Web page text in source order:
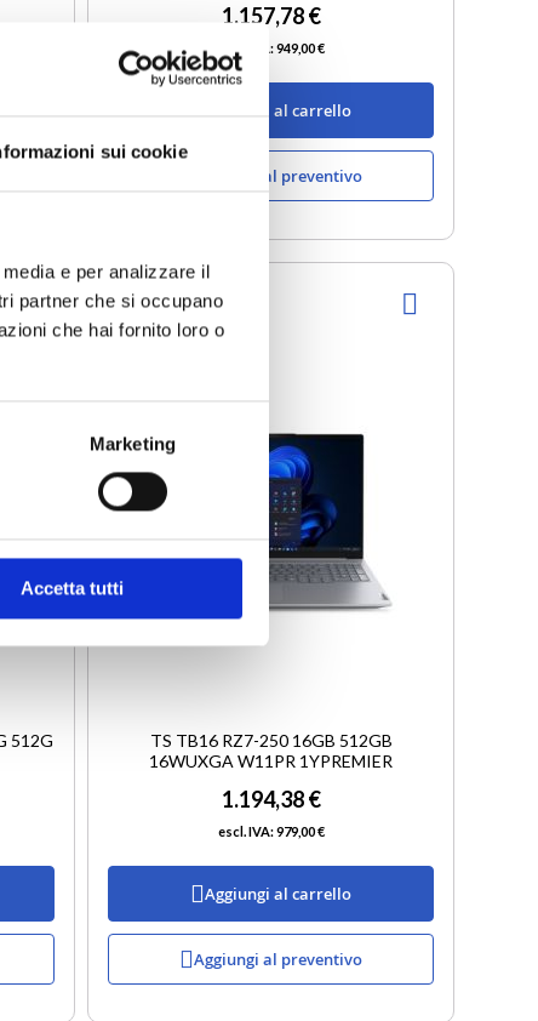
sui cookie
e per analizzare il
partner che si occupano
che hai fornito loro o
Marketing
Accetta tutti
1.157,78 €
949,00 €
Aggiungi al carrello
Aggiungi al preventivo
512G
AGGIUNGIDisponibile
TS TB16 RZ7-250 16GB 512GB
16WUXGA W11PR 1YPREMIER
1.194,38 €
979,00 €
Aggiungi al carrello
Aggiungi al preventivo